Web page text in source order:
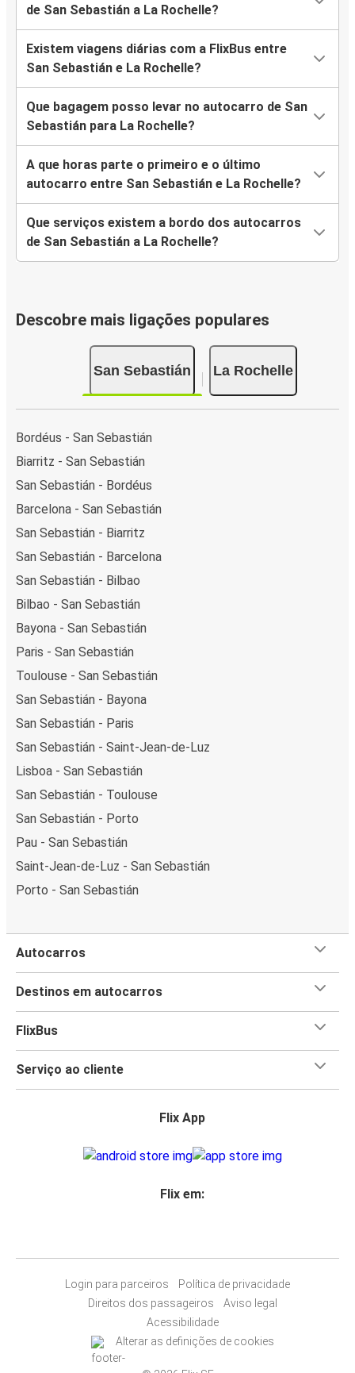
de San Sebastián a La Rochelle?
Existem viagens diárias com a FlixBus entre
San Sebastián e La Rochelle?
Que bagagem posso levar no autocarro de San
Sebastián para La Rochelle?
A que horas parte o primeiro e o último
autocarro entre San Sebastián e La Rochelle?
Que serviços existem a bordo dos autocarros
de San Sebastián a La Rochelle?
Descobre mais ligações populares
San Sebastián La Rochelle
Bordéus - San Sebastián
Biarritz - San Sebastián
San Sebastián - Bordéus
Barcelona - San Sebastián
San Sebastián - Biarritz
San Sebastián - Barcelona
San Sebastián - Bilbao
Bilbao - San Sebastián
Bayona - San Sebastián
Paris - San Sebastián
Toulouse - San Sebastián
San Sebastián - Bayona
San Sebastián - Paris
San Sebastián - Saint-Jean-de-Luz
Lisboa - San Sebastián
San Sebastián - Toulouse
San Sebastián - Porto
Pau - San Sebastián
Saint-Jean-de-Luz - San Sebastián
Porto - San Sebastián
Autocarros
Destinos em autocarros
FlixBus
Serviço ao cliente
Flix App
Flix em:
Login para parceiros
Política de privacidade
Direitos dos passageiros
Aviso legal
Acessibilidade
Alterar as definições de cookies